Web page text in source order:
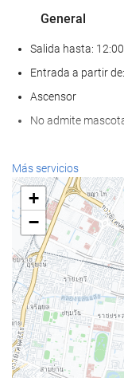
General
Salida hasta: 12:00
Entrada a partir
Ascensor
No admite
Bienestar
Spa
Hammam
Sauna
Gimnasio
Comida y
Restaurante a la
Bar
Más servicios
+
−